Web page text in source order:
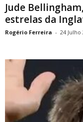
Jude
estrelas da
Rogério Ferreira - 24 Julho